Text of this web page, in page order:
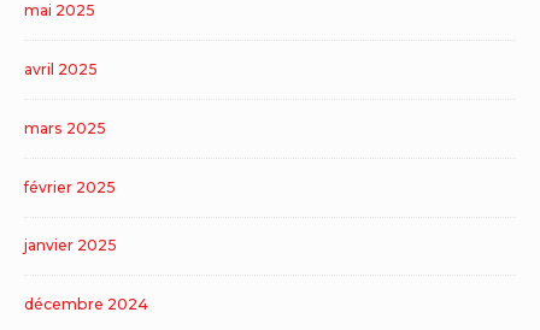
mai 2025
avril 2025
mars 2025
février 2025
janvier 2025
décembre 2024